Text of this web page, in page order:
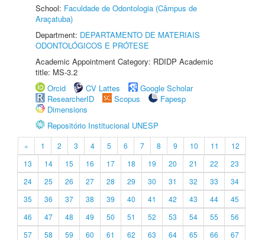
School: Faculdade de Odontologia (Câmpus de
Araçatuba)
Department: DEPARTAMENTO DE MATERIAIS
ODONTOLÓGICOS E PRÓTESE
Academic Appointment Category: RDIDP Academic
title: MS-3.2
Orcid
CV Lattes
Google Scholar
ResearcherID
Scopus
Fapesp
Dimensions
Repositório Institucional UNESP
« 1 2 3 4 5 6 7 8 9 10 11
12
13
14 15 16 17 18 19 20 21 22
23
24
25 26 27 28 29 30 31 32 33
34
35
36 37 38 39 40 41 42 43 44
45
46
47 48 49 50 51 52 53 54 55
56
57
58 59 60 61 62 63 64 65 66
67